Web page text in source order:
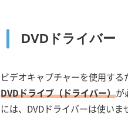
DVDドライバー
ビデオキャプチャーを使用する
DVDドライブ（ドライバー）が
には、DVDドライバーは使いま